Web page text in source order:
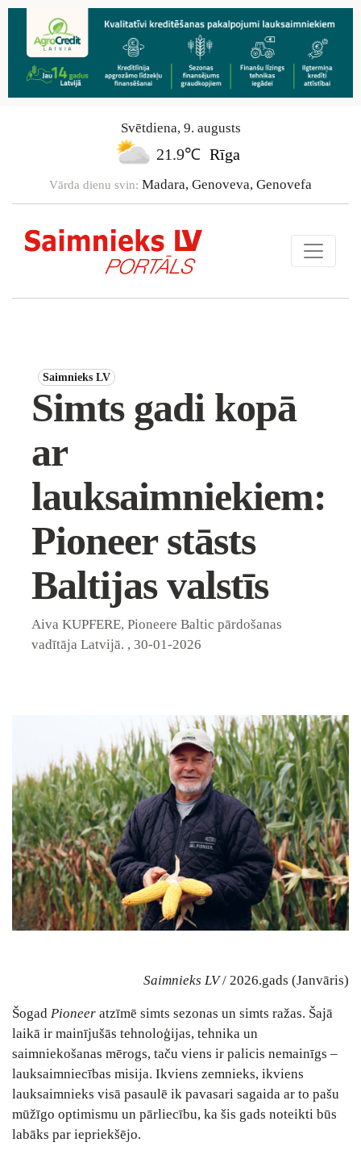
Svētdiena, 9. augusts
21.9℃ Rīga
Vārda dienu svin: Madara, Genoveva, Genovefa
Saimnieks LV
Simts gadi kopā
ar
lauksaimniekiem:
Pioneer stāsts
Baltijas valstīs
Aiva KUPFERE, Pioneere Baltic pārdošanas
vadītāja Latvijā. , 30-01-2026
Saimnieks LV/ 2026.gads (Janvāris)
Šogad Pioneer atzīmē simts sezonas un simts ražas. Šajā
laikā ir mainījušās tehnoloģijas, tehnika un
saimniekošanas mērogs, taču viens ir palicis nemainīgs –
lauksaimniecības misija. Ikviens zemnieks, ikviens
lauksaimnieks visā pasaulē ik pavasari sagaida ar to pašu
mūžīgo optimismu un pārliecību, ka šis gads noteikti būs
labāks par iepriekšējo.